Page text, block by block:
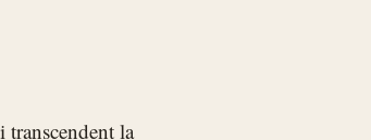
transcendent la